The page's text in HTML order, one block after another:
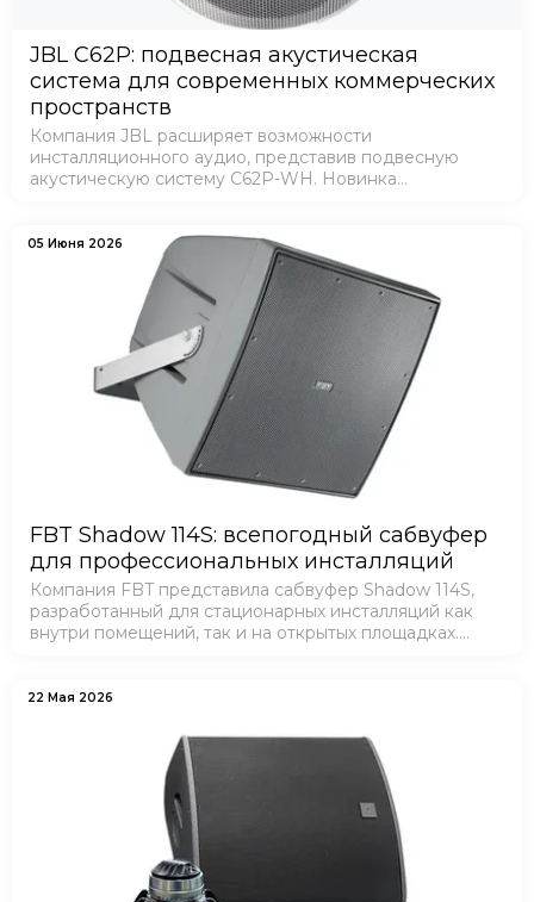
JBL C62P: подвесная акустическая
система для современных коммерческих
пространств
Компания JBL расширяет возможности
инсталляционного аудио, представив подвесную
акустическую систему C62P-WH. Новинка
минимальном визуальном возд…
05 Июня 2026
FBT Shadow 114S: всепогодный сабвуфер
для профессиональных инсталляций
Компания FBT представила сабвуфер Shadow 114S,
разработанный для стационарных инсталляций как
внутри помещений, так и на открытых площадках.
22 Мая 2026